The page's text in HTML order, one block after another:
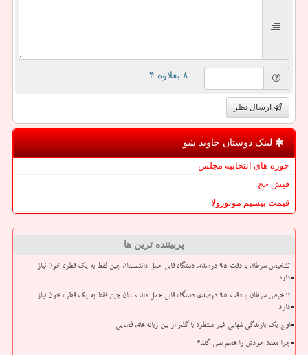
= ۸ بعلاوه ۴
ارسال نظر
لینک دوستان جاوید شو
حوزه های انتخابیه مجلس
فیش حج
قیمت بیسیم موتورولا
پربیننده ترین ها
تشخیص سرطان با دقت ۹۵ درصدی دستگاه قابل حمل دانشمندان چین فقط به یک قطره خون نیاز
دارد
تشخیص سرطان با دقت ۹۵ درصدی دستگاه قابل حمل دانشمندان چین فقط به یک قطره خون نیاز
دارد
اوج یک بارندگی شهابی غیر منتظره با گذر از بین زباله های فضایی
چرا معده خودش را هضم نمی کند؟